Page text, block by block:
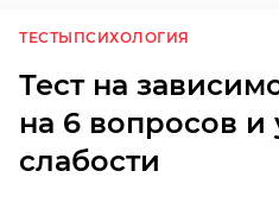
ТЕСТЫ ПСИХОЛОГИЯ
Тест на
на 6 вопросов и
слабости